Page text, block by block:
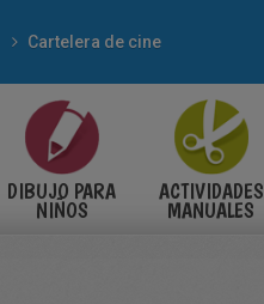
Cartelera de cine
DIBUJO PARA
NIÑOS
ACTIVIDADES
MANUALES